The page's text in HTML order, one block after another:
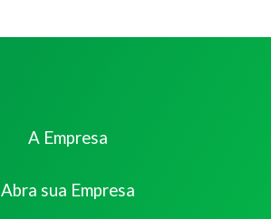
A Empresa
Abra sua Empresa